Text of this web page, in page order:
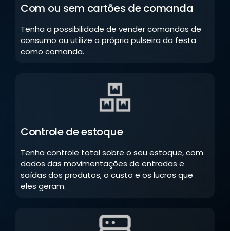
Com ou sem cartões de comanda
Tenha a possibilidade de vender comandas de
consumo ou utilize a própria pulseira da festa
como comanda.
Controle de estoque
Tenha controle total sobre o seu estoque, com
dados das movimentações de entradas e
saídas dos produtos, o custo e os lucros que
eles geram.